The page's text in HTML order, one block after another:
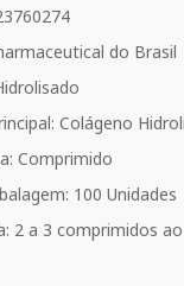
do Brasil
Colágeno
Comprimido
100 Unidades
2 a 3 comprimidos